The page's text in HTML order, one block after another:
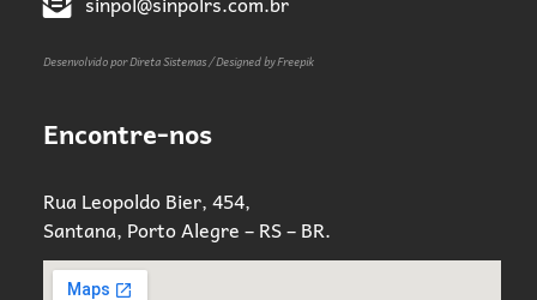
Desenvolvido por Direta Sistemas /Designed by Freepik
Encontre-nos
Rua Leopoldo Bier, 454,
Santana, Porto Alegre – RS – BR.